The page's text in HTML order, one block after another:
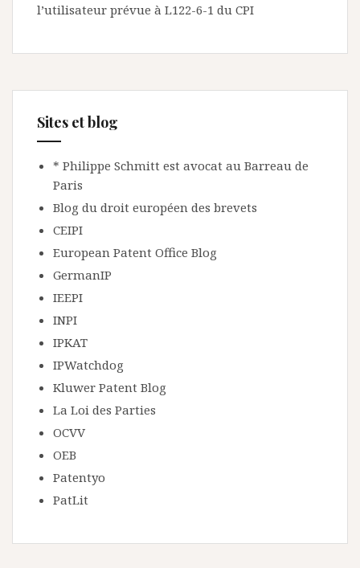
l’utilisateur prévue à L122-6-1 du CPI
Sites et blog
* Philippe Schmitt est avocat au Barreau de
Paris
Blog du droit européen des brevets
CEIPI
European Patent Office Blog
GermanIP
IEEPI
INPI
IPKAT
IPWatchdog
Kluwer Patent Blog
La Loi des Parties
OCVV
OEB
Patentyo
PatLit